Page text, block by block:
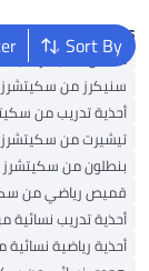
Sort By
Popular Searches
ملابس داخلية رجالية
سنيكرز من سكيتشرز
أحذية تدريب من
تيشيرت من سكيتشرز
بنطلون من سكيتشرز
قميص رياضي من
أحذية تدريب
أحذية رياضية